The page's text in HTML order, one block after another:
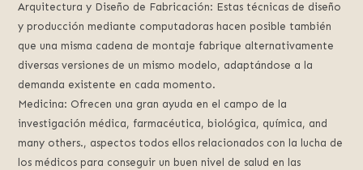
Arquitectura y Diseño de Fabricación: Estas técnicas de diseño
y producción mediante computadoras hacen posible también
que una misma cadena de montaje fabrique alternativamente
diversas versiones de un mismo modelo, adaptándose a la
demanda existente en cada momento.
Medicina: Ofrecen una gran ayuda en el campo de la
investigación médica, farmacéutica, biológica, química, and
many others., aspectos todos ellos relacionados con la lucha de
los médicos para conseguir un buen nivel de salud en las